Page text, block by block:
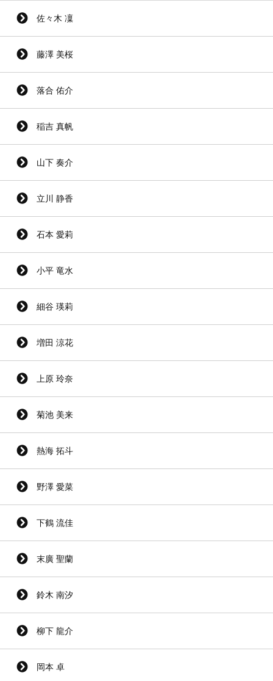
佐々木 凜
藤澤 美桜
落合 佑介
稲吉 真帆
山下 奏介
立川 静香
石本 愛莉
小平 竜水
細谷 瑛莉
増田 涼花
上原 玲奈
菊池 美来
熱海 拓斗
野澤 愛菜
下鶴 流佳
末廣 聖蘭
鈴木 南汐
柳下 龍介
岡本 卓